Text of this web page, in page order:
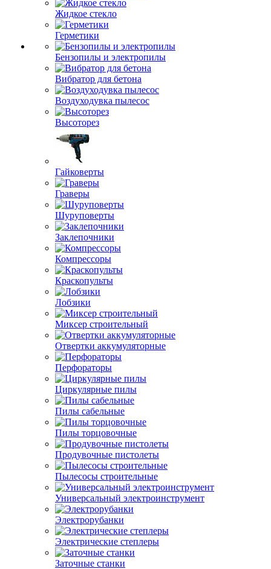
Жидкое стекло
Герметики
Бензопилы и электропилы
Вибратор для бетона
Воздуходувка пылесос
Высоторез
Гайковерты
Граверы
Шуруповерты
Заклепочники
Компрессоры
Краскопульты
Лобзики
Миксер строительный
Отвертки аккумуляторные
Перфораторы
Циркулярные пилы
Пилы сабельные
Пилы торцовочные
Продувочные пистолеты
Пылесосы строительные
Универсальный электроинструмент
Электрорубанки
Электрические степлеры
Заточные станки